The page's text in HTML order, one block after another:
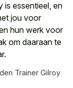
is essentieel, en
jou voor
hun werk voor
om daaraan te
Trainer Gilroy